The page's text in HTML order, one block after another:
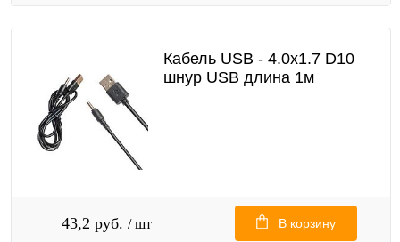
Кабель USB - 4.0x1.7 D10
шнур USB длина 1м
43,2 руб. / шт В корзину